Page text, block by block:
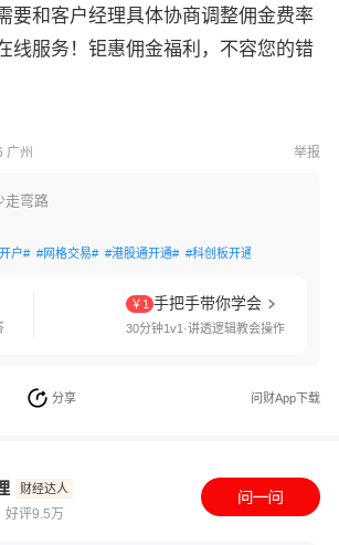
要和客户经理具体协商调整佣金费率
线服务！钜惠佣金福利，不容您的错
广州 举报
走弯路
户# #网格交易# #港股通开通# #科创板开通#
￥1 手把手带你学会
30分钟1v1·讲透逻辑教会操作
分享 问财App下载
财经达人
好评9.5万